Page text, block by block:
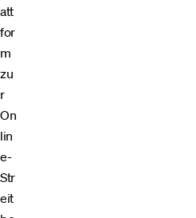
att
for
m
zu
r
On
lin
e-
Str
eit